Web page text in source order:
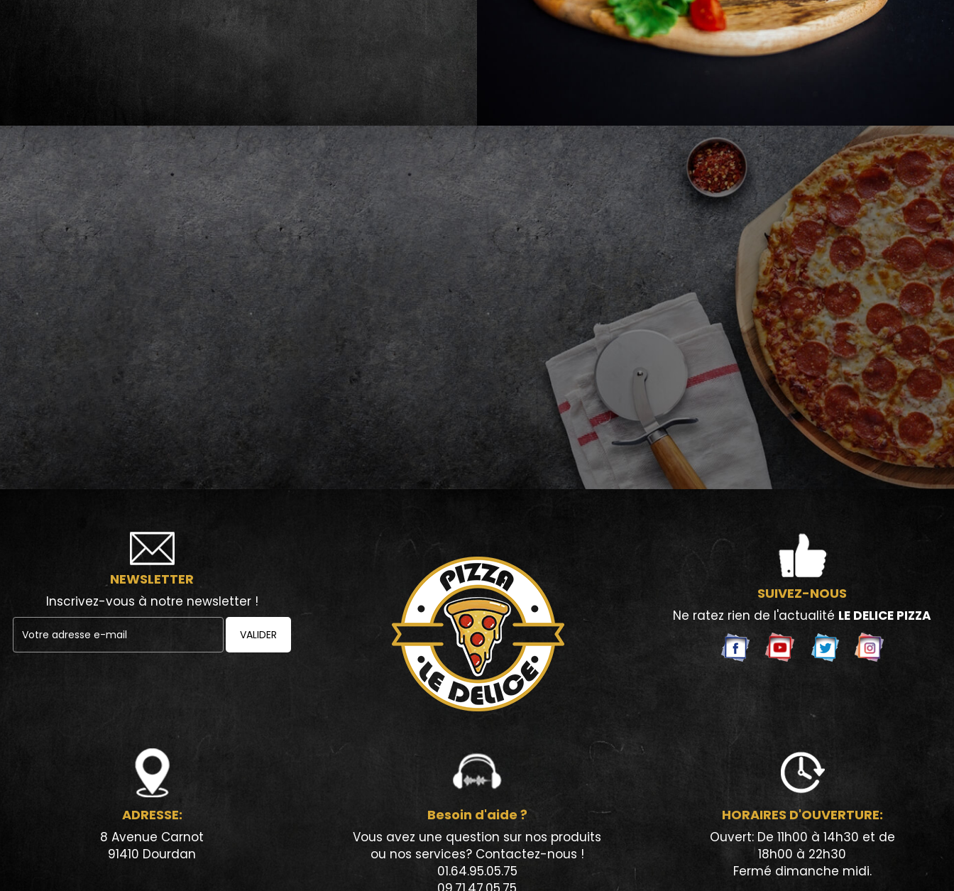
NEWSLETTER
Inscrivez-vous à notre newsletter !
VALIDER
SUIVEZ-NOUS
Ne ratez rien de l'actualité LE DELICE PIZZA
ADRESSE:
8 Avenue Carnot
91410 Dourdan
Besoin d'aide ?
Vous avez une question sur nos produits
ou nos services? Contactez-nous !
01.64.95.05.75
HORAIRES D'OUVERTURE:
Ouvert: De 11h00 à 14h30 et de
18h00 à 22h30
Fermé dimanche midi.